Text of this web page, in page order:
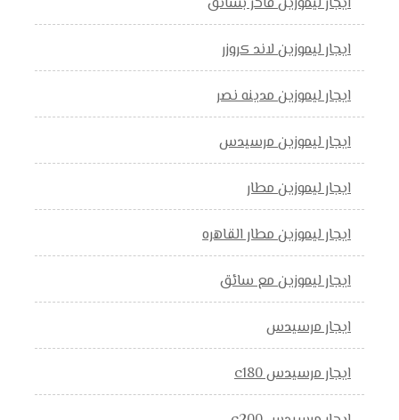
ايجار ليموزين لاند كروزر
ايجار ليموزين مدينه نصر
ايجار ليموزين مرسيدس
ايجار ليموزين مطار
ايجار ليموزين مطار القاهره
ايجار ليموزين مع سائق
ايجار مرسيدس
ايجار مرسيدس c180